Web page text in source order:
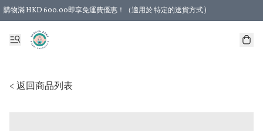
購物滿 HKD 600.00即享免運費優惠！（適用於 特定的送貨方式 )
< 返回商品列表